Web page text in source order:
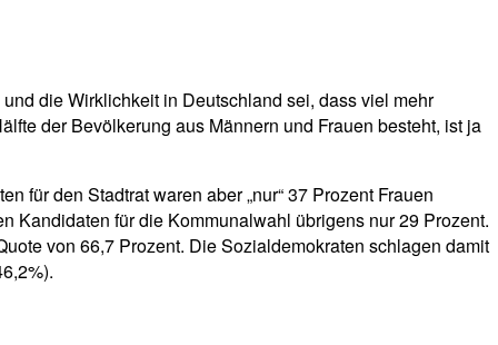
die Wirklichkeit in Deutschland sei, dass viel mehr
der Bevölkerung aus Männern und Frauen besteht, ist ja
für den Stadtrat waren aber „nur“ 37 Prozent Frauen
Kandidaten für die Kommunalwahl übrigens nur 29 Prozent.
von 66,7 Prozent. Die Sozialdemokraten schlagen damit